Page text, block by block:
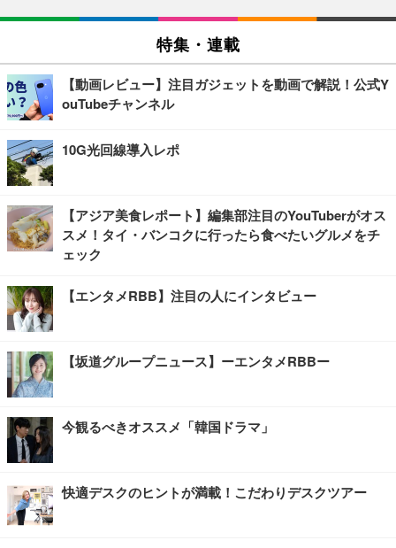
特集・連載
【動画レビュー】注目ガジェットを動画で解説！公式Y
ouTubeチャンネル
10G光回線導入レポ
【アジア美食レポート】編集部注目のYouTuberがオス
スメ！タイ・バンコクに行ったら食べたいグルメをチ
ェック
【エンタメRBB】注目の人にインタビュー
【坂道グループニュース】ーエンタメRBBー
今観るべきオススメ「韓国ドラマ」
快適デスクのヒントが満載！こだわりデスクツアー